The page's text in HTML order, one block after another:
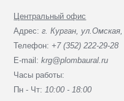
Центральный офис
Адрес:г. Курган,
Телефон: +7 (352) 222-29-28
E-mail:krg@plombaural.ru
Часы работы:
Пн - Чт:10:00 - 18:00